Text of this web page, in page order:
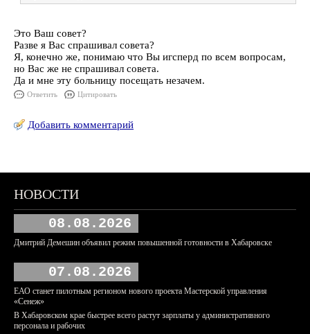
Это Ваш совет?
Разве я Вас спрашивал совета?
Я, конечно же, понимаю что Вы игсперд по всем вопросам,
но Вас же не спрашивал совета.
Да и мне эту больницу посещать незачем.
Ответить Цитировать
Добавить комментарий
НОВОСТИ
08.08.2026
Дмитрий Демешин объявил режим повышенной готовности в Хабаровске
07.08.2026
ЕАО станет пилотным регионом нового проекта Мастерской управления
«Сенеж»
В Хабаровском крае быстрее всего растут зарплаты у административного
персонала и рабочих